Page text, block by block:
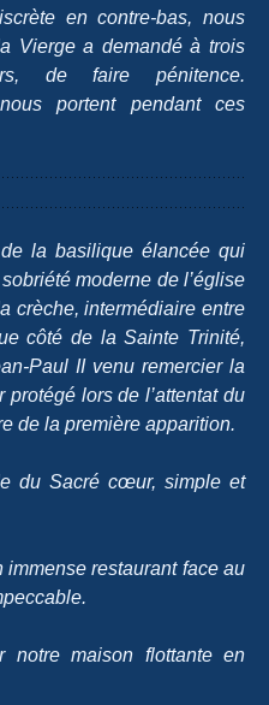
en contre-bas, nous
Vierge a demandé à trois
de faire pénitence.
portent pendant ces
la basilique élancée qui
moderne de l’église
crèche, intermédiaire entre
côté de la Sainte Trinité,
Paul II venu remercier la
protégé lors de l’attentat du
de la première apparition.
du Sacré cœur, simple et
restaurant face au
notre maison flottante en